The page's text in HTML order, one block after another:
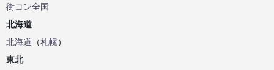
街コン全国
北海道
北海道 （札幌）
東北